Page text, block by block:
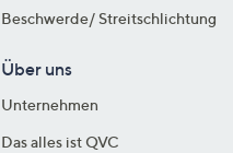
Beschwerde/ Streitschlichtung
Über uns
Unternehmen
Das alles ist QVC